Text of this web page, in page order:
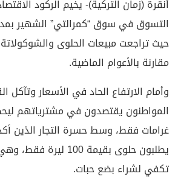
أنقرة (زمان التركية)- يخيم الركود
التسوق في سوق “كمرالتي” الشهير
حيث تراجعت مبيعات الحلوى
مقارنة بالأعوام الماضية.
وأمام الارتفاع الحاد في الأسعار وتآكل
المواطنون يقتصدون في مشترياتهم
غرامات فقط، وسط حسرة التجار الذين
يطلبون حلوى بقيمة 100
تكفي لشراء بضع حبات.